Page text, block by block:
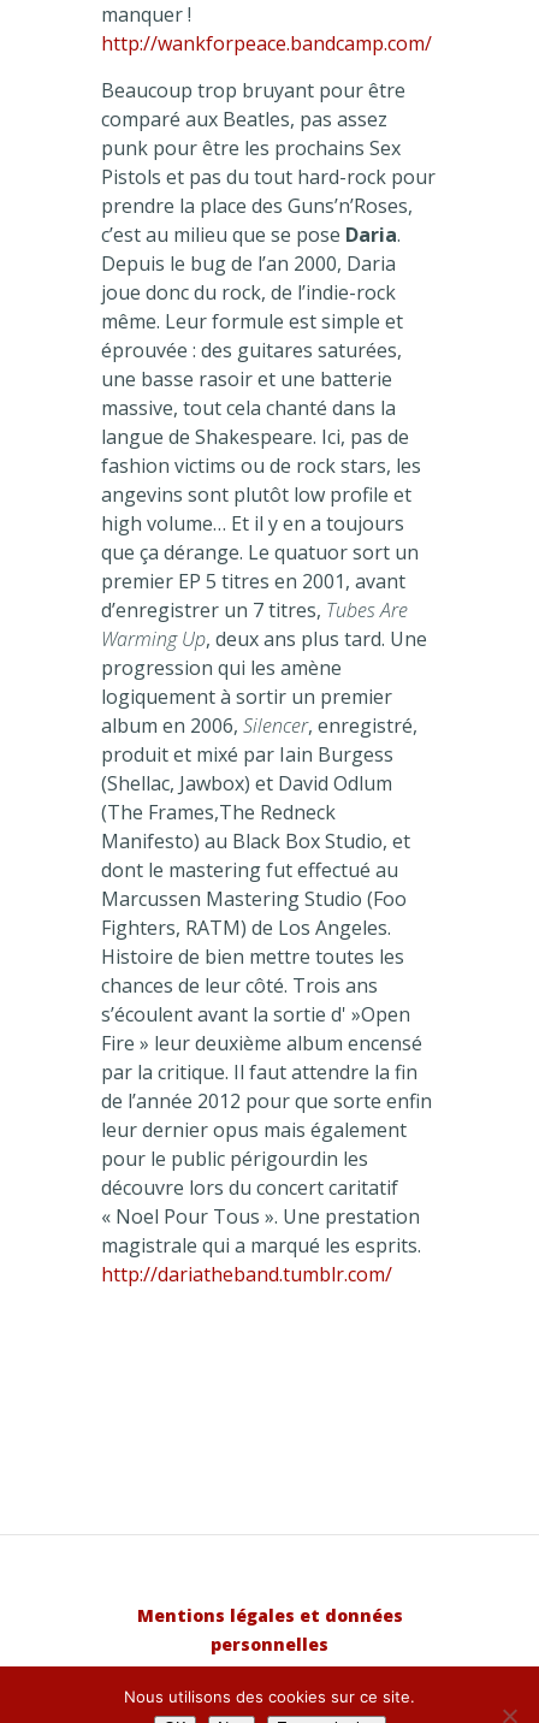
manquer !
http://wankforpeace.bandcamp.com/
Beaucoup trop bruyant pour être
comparé aux Beatles, pas assez
punk pour être les prochains Sex
Pistols et pas du tout hard-rock pour
prendre la place des Guns’n’Roses,
c’est au milieu que se pose Daria.
Depuis le bug de l’an 2000, Daria
joue donc du rock, de l’indie-rock
même. Leur formule est simple et
éprouvée : des guitares saturées,
une basse rasoir et une batterie
massive, tout cela chanté dans la
langue de Shakespeare. Ici, pas de
fashion victims ou de rock stars, les
angevins sont plutôt low profile et
high volume… Et il y en a toujours
que ça dérange. Le quatuor sort un
premier EP 5 titres en 2001, avant
d’enregistrer un 7 titres, Tubes Are
Warming Up, deux ans plus tard. Une
progression qui les amène
logiquement à sortir un premier
album en 2006, Silencer, enregistré,
produit et mixé par Iain Burgess
(Shellac, Jawbox) et David Odlum
(The Frames,The Redneck
Manifesto) au Black Box Studio, et
dont le mastering fut effectué au
Marcussen Mastering Studio (Foo
Fighters, RATM) de Los Angeles.
Histoire de bien mettre toutes les
chances de leur côté. Trois ans
s’écoulent avant la sortie d' »Open
Fire » leur deuxième album encensé
par la critique. Il faut attendre la fin
de l’année 2012 pour que sorte enfin
leur dernier opus mais également
pour le public périgourdin les
découvre lors du concert caritatif
« Noel Pour Tous ». Une prestation
magistrale qui a marqué les esprits.
http://dariatheband.tumblr.com/
Mentions légales et données
personnelles
Réalisation :www.petit-bens.com|
Propulsé parWordPress
Nous utilisons des cookies sur ce site.